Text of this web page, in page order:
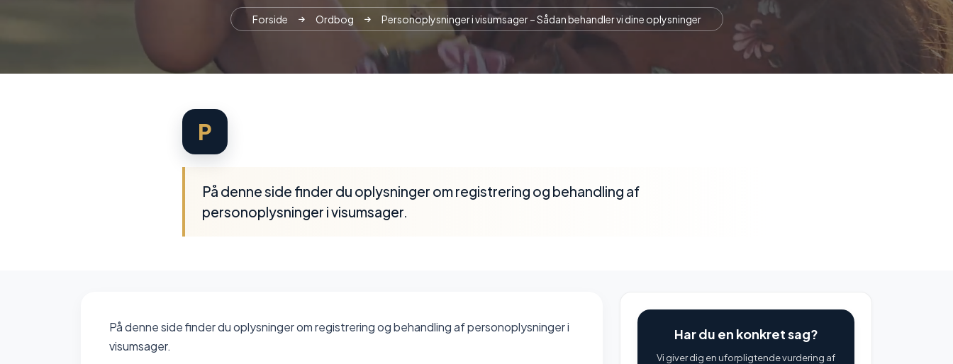
Forside Ordbog Personoplysninger i visumsager – Sådan behandler vi dine oplysninger
P
På denne side finder du oplysninger om registrering og behandling af
personoplysninger i visumsager.
På denne side finder du oplysninger om registrering og behandling af personoplysninger i
visumsager.
Har du en konkret sag?
Vi giver dig en uforpligtende vurdering af